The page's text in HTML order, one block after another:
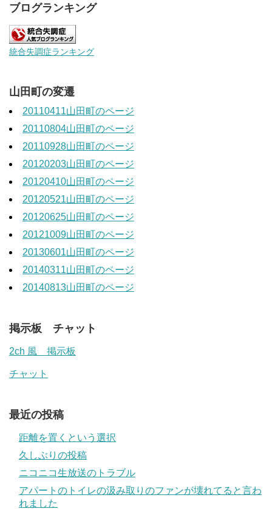
ブログランキング
統合失調症ランキング
山田町の変遷
20110411山田町のページ
20110804山田町のページ
20110928山田町のページ
20120203山田町のページ
20120410山田町のページ
20120521山田町のページ
20120625山田町のページ
20121009山田町のページ
20130601山田町のページ
20140311山田町のページ
20140813山田町のページ
掲示板 チャット
2ch 風 掲示板
チャット
最近の投稿
距離を置くという選択
久しぶりの投稿
ニコニコ生放送のトラブル
アパートのトイレの汲み取りのファンが壊れてると言わ
れました